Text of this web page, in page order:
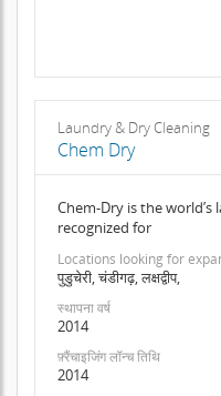
Laundry & Dry Cleaning
Chem Dry
Chem-Dry is the
recognized for
Locations looking for
पुडुचेरी, चंडीगढ़, लक्षद्वीप,
स्थापना वर्ष
2014
फ़्रैंचाइजिंग लॉन्च तिथि
2014